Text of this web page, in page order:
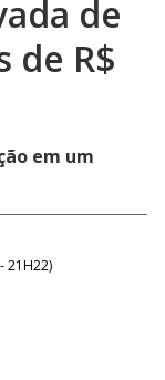
de
de R$
em um
21H22)